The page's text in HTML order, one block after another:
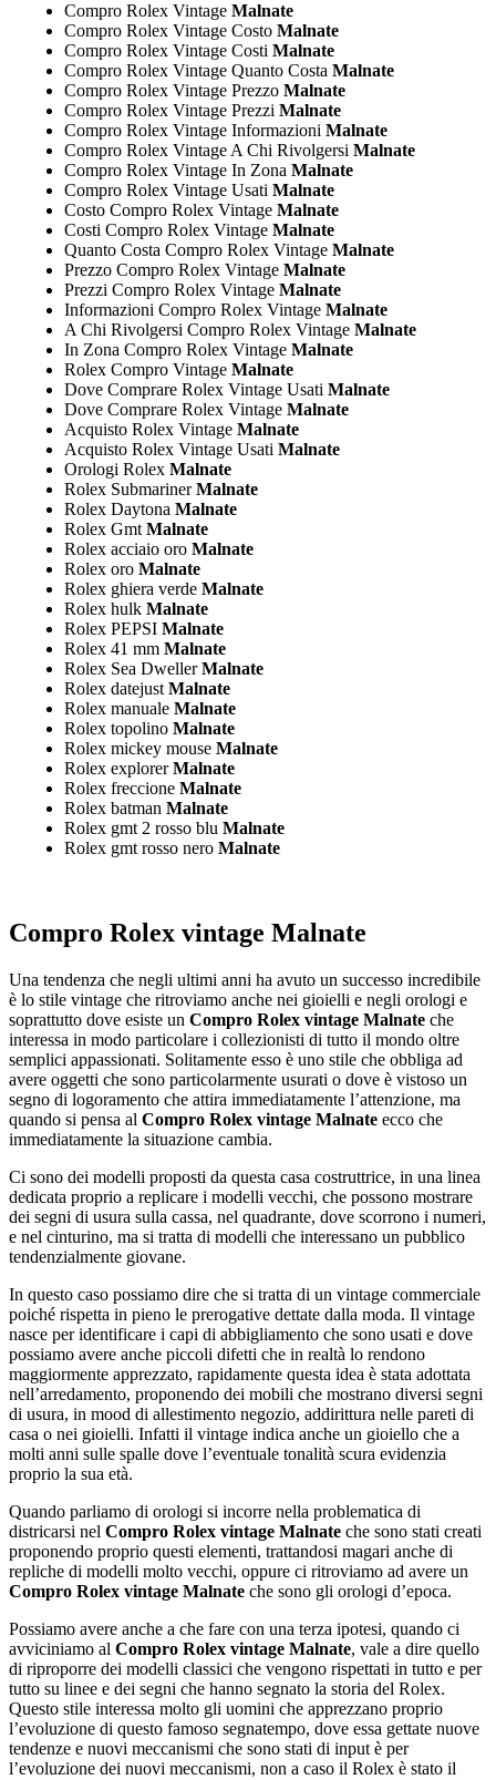
Compro Rolex Vintage Malnate
Compro Rolex Vintage Costo Malnate
Compro Rolex Vintage Costi Malnate
Compro Rolex Vintage Quanto Costa Malnate
Compro Rolex Vintage Prezzo Malnate
Compro Rolex Vintage Prezzi Malnate
Compro Rolex Vintage Informazioni Malnate
Compro Rolex Vintage A Chi Rivolgersi Malnate
Compro Rolex Vintage In Zona Malnate
Compro Rolex Vintage Usati Malnate
Costo Compro Rolex Vintage Malnate
Costi Compro Rolex Vintage Malnate
Quanto Costa Compro Rolex Vintage Malnate
Prezzo Compro Rolex Vintage Malnate
Prezzi Compro Rolex Vintage Malnate
Informazioni Compro Rolex Vintage Malnate
A Chi Rivolgersi Compro Rolex Vintage Malnate
In Zona Compro Rolex Vintage Malnate
Rolex Compro Vintage Malnate
Dove Comprare Rolex Vintage Usati Malnate
Dove Comprare Rolex Vintage Malnate
Acquisto Rolex Vintage Malnate
Acquisto Rolex Vintage Usati Malnate
Orologi Rolex Malnate
Rolex SubmarinerMalnate
Rolex Daytona Malnate
Rolex Gmt Malnate
Rolex acciaio oro Malnate
Rolex oro Malnate
Rolex ghiera verde Malnate
Rolex hulk Malnate
Rolex PEPSI Malnate
Rolex 41 mm Malnate
Rolex Sea DwellerMalnate
Rolex datejust Malnate
Rolex manuale Malnate
Rolex topolino Malnate
Rolex mickey mouse Malnate
Rolex explorerMalnate
Rolex freccione Malnate
Rolex batman Malnate
Rolex gmt 2 rosso blu Malnate
Rolex gmt rosso nero Malnate
Compro Rolex vintage Malnate
Una tendenza che negli ultimi anni ha avuto un successo incredibile
è lo stile vintage che ritroviamo anche nei gioielli e negli orologi e
soprattutto dove esiste un Compro Rolex vintage Malnate che
interessa in modo particolare i collezionisti di tutto il mondo oltre
semplici appassionati. Solitamente esso è uno stile che obbliga ad
avere oggetti che sono particolarmente usurati o dove è vistoso un
segno di logoramento che attira immediatamente l’attenzione, ma
quando si pensa al Compro Rolex vintage Malnate ecco che
immediatamente la situazione cambia.
Ci sono dei modelli proposti da questa casa costruttrice, in una linea
dedicata proprio a replicare i modelli vecchi, che possono mostrare
dei segni di usura sulla cassa, nel quadrante, dove scorrono i numeri,
e nel cinturino, ma si tratta di modelli che interessano un pubblico
tendenzialmente giovane.
In questo caso possiamo dire che si tratta di un vintage commerciale
poiché rispetta in pieno le prerogative dettate dalla moda. Il vintage
nasce per identificare i capi di abbigliamento che sono usati e dove
possiamo avere anche piccoli difetti che in realtà lo rendono
maggiormente apprezzato, rapidamente questa idea è stata adottata
nell’arredamento, proponendo dei mobili che mostrano diversi segni
di usura, in mood di allestimento negozio, addirittura nelle pareti di
casa o nei gioielli. Infatti il vintage indica anche un gioiello che a
molti anni sulle spalle dove l’eventuale tonalità scura evidenzia
proprio la sua età.
Quando parliamo di orologi si incorre nella problematica di
districarsi nel Compro Rolex vintage Malnate che sono stati creati
proponendo proprio questi elementi, trattandosi magari anche di
repliche di modelli molto vecchi, oppure ci ritroviamo ad avere un
Compro Rolex vintage Malnate che sono gli orologi d’epoca.
Possiamo avere anche a che fare con una terza ipotesi, quando ci
avviciniamo al Compro Rolex vintage Malnate, vale a dire quello
di riproporre dei modelli classici che vengono rispettati in tutto e per
tutto su linee e dei segni che hanno segnato la storia del Rolex.
Questo stile interessa molto gli uomini che apprezzano proprio
l’evoluzione di questo famoso segnatempo, dove essa gettate nuove
tendenze e nuovi meccanismi che sono stati di input è per
l’evoluzione dei nuovi meccanismi, non a caso il Rolex è stato il